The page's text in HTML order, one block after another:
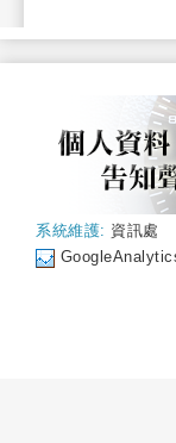
系統維護: 資訊處